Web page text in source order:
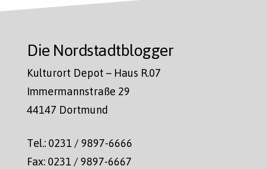
Die Nordstadtblogger
Kulturort Depot – Haus R.07
Immermannstraße 29
44147 Dortmund
Tel.: 0231 / 9897-6666
Fax: 0231 / 9897-6667